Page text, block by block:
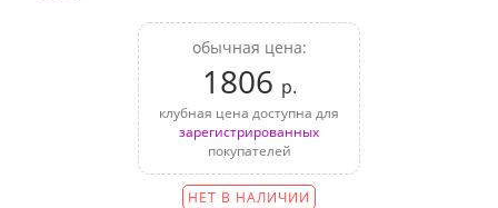
обычная цена:
1806 р.
клубная цена доступна для
зарегистрированных
покупателей
НЕТ В НАЛИЧИИ